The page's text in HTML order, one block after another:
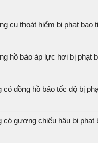
cụ thoát hiểm bị phạt bao
hồ báo áp lực hơi bị phạt
có đồng hồ báo tốc độ bị
có gương chiếu hậu bị phạt